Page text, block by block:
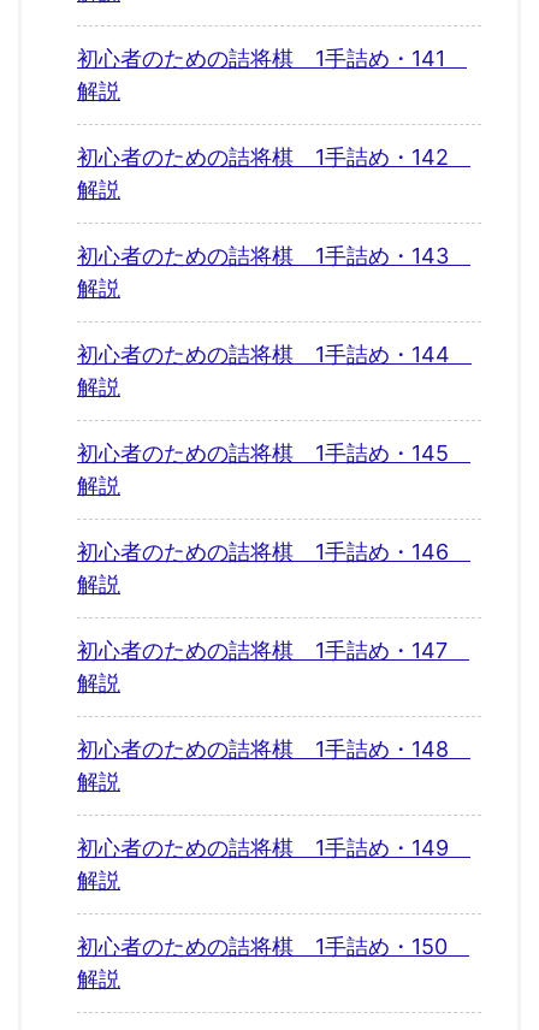
初心者のための詰将棋 1手詰め・141
解説
初心者のための詰将棋 1手詰め・142
解説
初心者のための詰将棋 1手詰め・143
解説
初心者のための詰将棋 1手詰め・144
解説
初心者のための詰将棋 1手詰め・145
解説
初心者のための詰将棋 1手詰め・146
解説
初心者のための詰将棋 1手詰め・147
解説
初心者のための詰将棋 1手詰め・148
解説
初心者のための詰将棋 1手詰め・149
解説
初心者のための詰将棋 1手詰め・150
解説